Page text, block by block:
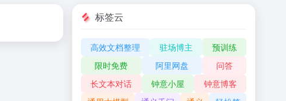
标签云
高效文档整理 驻场博主
预训练
限时免费
阿里网盘
问答
长文本对话
钟意小屋
钟意博客